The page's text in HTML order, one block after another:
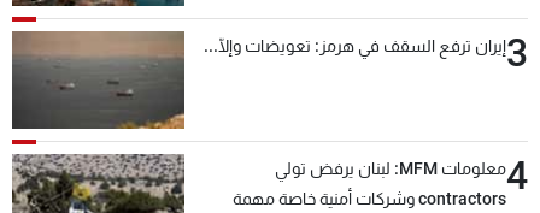
3إيران ترفع السقف في هرمز: تعويضات وإلّا...
4
معلومات MFM: لبنان يرفض تولي
contractors وشركات أمنية خاصة مهمة